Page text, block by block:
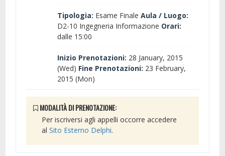
Tipologia: Esame Finale Aula / Luogo:
D2-10 Ingegneria Informazione Orari:
dalle 15:00
Inizio Prenotazioni: 28 January, 2015
(Wed) Fine Prenotazioni: 23 February,
2015 (Mon)
MODALITÀ DI PRENOTAZIONE:
Per iscriversi agli appelli occorre accedere
al Sito Esterno Delphi.